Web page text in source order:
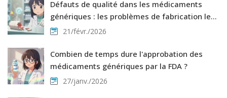
Défauts de qualité dans les médicaments
génériques : les problèmes de fabrication les
plus courants
21/févr./2026
Combien de temps dure l'approbation des
médicaments génériques par la FDA ?
27/janv./2026